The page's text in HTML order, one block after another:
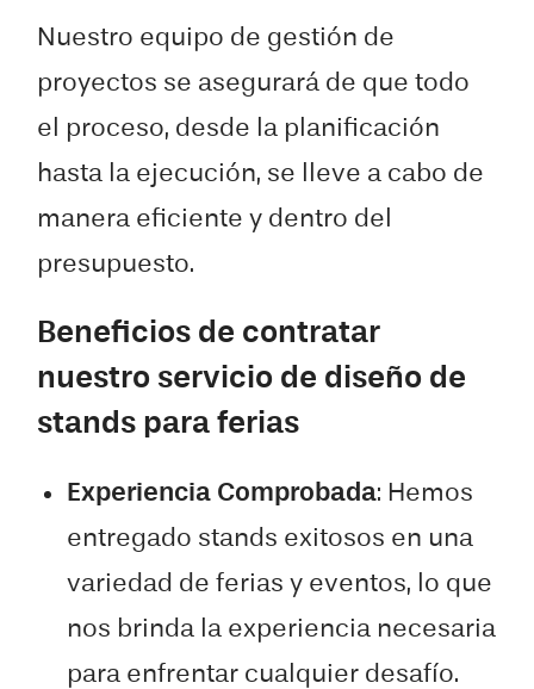
Nuestro equipo de gestión de
proyectos se asegurará de que todo
el proceso, desde la planificación
hasta la ejecución, se lleve a cabo de
manera eficiente y dentro del
presupuesto.
Beneficios de contratar
nuestro servicio de diseño de
stands para ferias
Experiencia Comprobada: Hemos
entregado stands exitosos en una
variedad de ferias y eventos, lo que
nos brinda la experiencia necesaria
para enfrentar cualquier desafío.